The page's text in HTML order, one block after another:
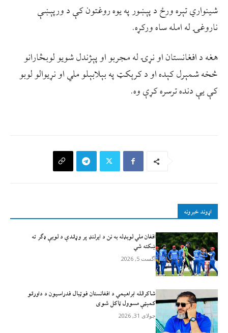
شینواري تېره ورځ د پېښور په یوه روغتون کې د ورپېښې
ناروغۍ له امله ساه ورکړه.
هغه د افغانستان او نړۍ له مجربو او پېژندل شویو لوبڅارانو
څخه شمېرل کېده او د کرېکټ په بېلابېلو ملي او نړیوالو لوبو
کې یې دنده ترسره کړې وه.
اړوند خبرونه
افغان ملي لوبډله به نن د ايرلنډ پر وړاندې د لوبې ډګر ته
ښکته شي
آگست 5, 2026
شاکرالله ابراهیمي د افغانستان فوټبال فدراسیون د داورانو
کمېټې مسوول ټاکل شوی
جولای 31, 2026